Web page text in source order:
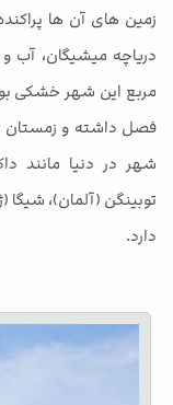
زمین های آن ها
مربع این شهر خشکی
شهر در دنیا مانند
توبینگن (آلمان)، شیگا
دارد.